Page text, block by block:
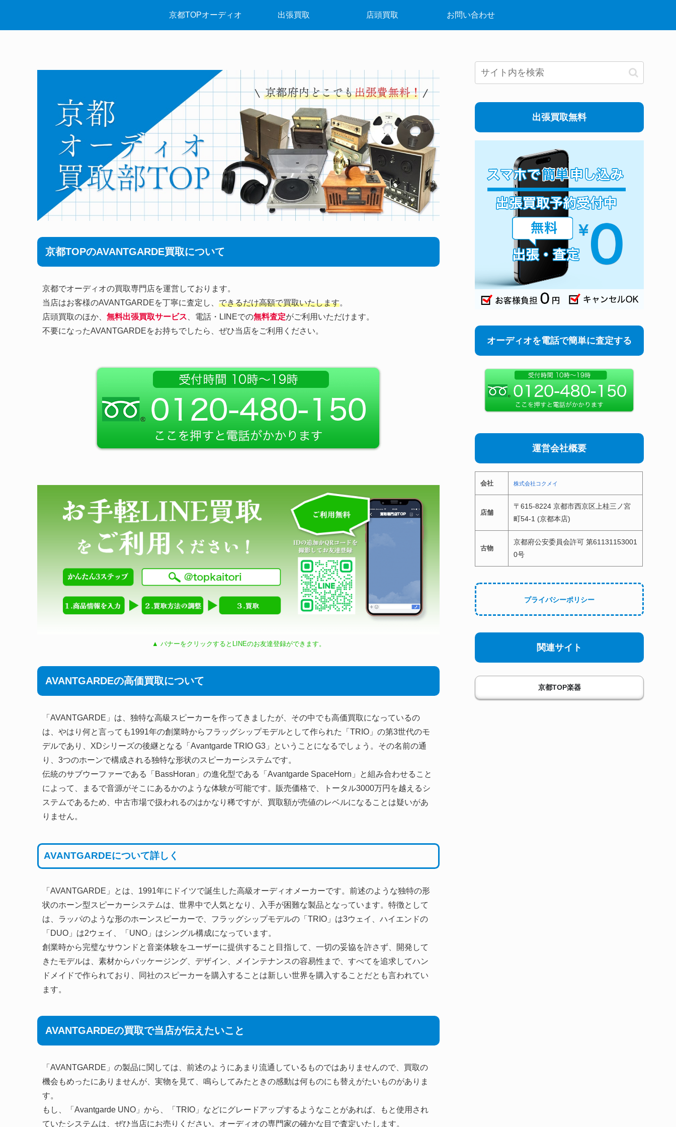
京都TOPオーディオ 出張買取 店頭買取 お問い合わせ
京都TOPのAVANTGARDE買取について
京都でオーディオの買取専門店を運営しております。
当店はお客様のAVANTGARDEを丁寧に査定し、 できるだけ高額で買取いたします。
店頭買取のほか、 無料出張買取サービス 、電話・LINEでの無料査定がご利用いただけます。
不要になったAVANTGARDEをお持ちでしたら、ぜひ当店をご利用ください。
▲ バナーをクリックするとLINEのお友達登録ができます。
AVANTGARDEの高価買取について
「AVANTGARDE」は、独特な高級スピーカーを作ってきましたが、その中でも高価買取になっているの
は、やはり何と言っても1991年の創業時からフラッグシップモデルとして作られた「TRIO」の第3世代のモ
デルであり、XDシリーズの後継となる「Avantgarde TRIO G3」ということになるでしょう。その名前の通
り、3つのホーンで構成される独特な形状のスピーカーシステムです。
伝統のサブウーファーである「BassHoran」の進化型である「Avantgarde SpaceHorn」と組み合わせること
によって、まるで音源がそこにあるかのような体験が可能です。販売価格で、トータル3000万円を越えるシ
ステムであるため、中古市場で扱われるのはかなり稀ですが、買取額が売値のレベルになることは疑いがあ
りません。
AVANTGARDEについて詳しく
「AVANTGARDE」とは、1991年にドイツで誕生した高級オーディオメーカーです。前述のような独特の形
状のホーン型スピーカーシステムは、世界中で人気となり、入手が困難な製品となっています。特徴として
は、ラッパのような形のホーンスピーカーで、フラッグシップモデルの「TRIO」は3ウェイ、ハイエンドの
「DUO」は2ウェイ、「UNO」はシングル構成になっています。
創業時から完璧なサウンドと音楽体験をユーザーに提供すること目指して、一切の妥協を許さず、開発して
きたモデルは、素材からパッケージング、デザイン、メインテナンスの容易性まで、すべてを追求してハン
ドメイドで作られており、同社のスピーカーを購入することは新しい世界を購入することだとも言われてい
ます。
AVANTGARDEの買取で当店が伝えたいこと
「AVANTGARDE」の製品に関しては、前述のようにあまり流通しているものではありませんので、買取の
機会もめったにありませんが、実物を見て、鳴らしてみたときの感動は何ものにも替えがたいものがありま
す。
もし、「Avantgarde UNO」から、「TRIO」などにグレードアップするようなことがあれば、もと使用され
ていたシステムは、ぜひ当店にお売りください。オーディオの専門家の確かな目で査定いたします。
出張買取無料
オーディオを電話で簡単に査定する
運営会社概要
会社 株式会社コクメイ
店舗
〒615-8224 京都市西京区上桂三ノ宮
町54-1 (京都本店)
古物
京都府公安委員会許可 第61131153001
0号
プライバシーポリシー
関連サイト
京都TOP楽器